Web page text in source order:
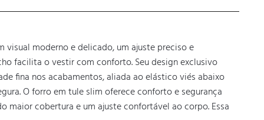
moderno e delicado, um ajuste preciso e
facilita o vestir com conforto. Seu design exclusivo
fina nos acabamentos, aliada ao elástico viés abaixo
O forro em tule slim oferece conforto e segurança
cobertura e um ajuste confortável ao corpo. Essa